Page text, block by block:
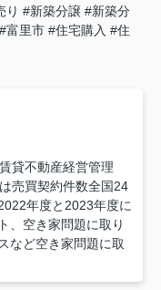
り #新築分譲 #新築分
#富里市 #住宅購入 #住
貸不動産経営管理
売買契約件数全国24
年度と2023年度に
、空き家問題に取り
など空き家問題に取